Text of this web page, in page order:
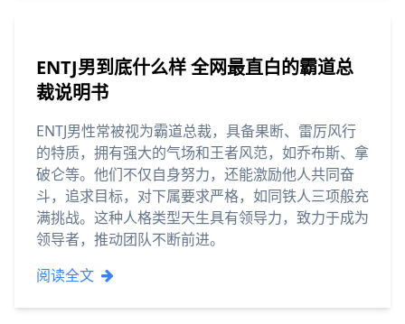
ENTJ男到底什么样 全网最直白的霸道总
裁说明书
ENTJ男性常被视为霸道总裁，具备果断、雷厉风行
的特质，拥有强大的气场和王者风范，如乔布斯、拿
破仑等。他们不仅自身努力，还能激励他人共同奋
斗，追求目标，对下属要求严格，如同铁人三项般充
满挑战。这种人格类型天生具有领导力，致力于成为
领导者，推动团队不断前进。
阅读全文